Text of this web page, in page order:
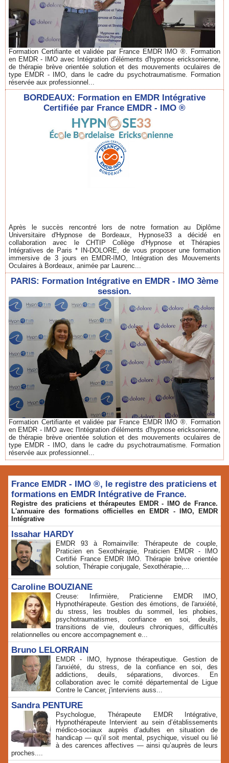
Formation Certifiante et validée par France EMDR IMO ®. Formation
en EMDR - IMO avec Intégration d'éléments d'hypnose ericksonienne,
de thérapie brève orientée solution et des mouvements oculaires de
type EMDR - IMO, dans le cadre du psychotraumatisme. Formation
réservée aux professionnel...
BORDEAUX: Formation en EMDR Intégrative
Certifiée par France EMDR - IMO ®
Après le succès rencontré lors de notre formation au Diplôme
Universitaire d'Hypnose de Bordeaux, Hypnose33 a décidé en
collaboration avec le CHTIP Collège d'Hypnose et Thérapies
Intégratives de Paris * IN-DOLORE, de vous proposer une formation
immersive de 3 jours en EMDR-IMO, Intégration des Mouvements
Oculaires à Bordeaux, animée par Laurenc...
PARIS: Formation Intégrative en EMDR - IMO 3ème
session.
Formation Certifiante et validée par France EMDR IMO ®. Formation
en EMDR - IMO avec l'Intégration d'éléments d'hypnose ericksonienne,
de thérapie brève orientée solution et des mouvements oculaires de
type EMDR - IMO, dans le cadre du psychotraumatisme. Formation
réservée aux professionnel...
France EMDR - IMO ®, le registre des praticiens et
formations en EMDR Intégrative de France.
Registre des praticiens et thérapeutes EMDR - IMO de France.
L'annuaire des formations officielles en EMDR - IMO, EMDR
Intégrative
Issahar HARDY
EMDR 93 à Romainville: Thérapeute de couple,
Praticien en Sexothérapie, Praticien EMDR - IMO
Certifié France EMDR IMO. Thérapie brève orientée
solution, Thérapie conjugale, Sexothérapie,...
Caroline BOUZIANE
Creuse: Infirmière, Praticienne EMDR IMO,
Hypnothérapeute. Gestion des émotions, de l'anxiété,
du stress, les troubles du sommeil, les phobies,
psychotraumatismes, confiance en soi, deuils,
transitions de vie, douleurs chroniques, difficultés
relationnelles ou encore accompagnement e...
Bruno LELORRAIN
EMDR - IMO, hypnose thérapeutique. Gestion de
l'anxiété, du stress, de la confiance en soi, des
addictions, deuils, séparations, divorces. En
collaboration avec le comité départemental de Ligue
Contre le Cancer, j'interviens auss...
Sandra PENTURE
Psychologue, Thérapeute EMDR Intégrative,
Hypnothérapeute Intervient au sein d’établissements
médico‑sociaux auprès d’adultes en situation de
handicap — qu’il soit mental, psychique, visuel ou lié
à des carences affectives — ainsi qu’auprès de leurs
proches....